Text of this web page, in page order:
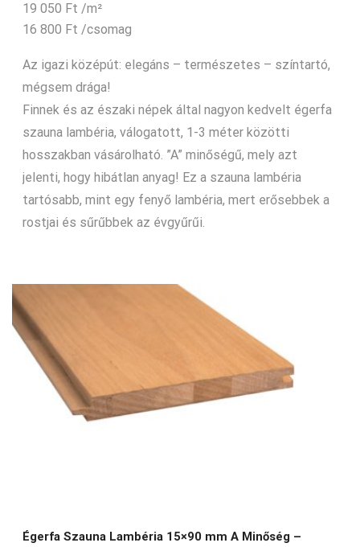
19 050 Ft /m²
16 800 Ft /csomag
Az igazi középút: elegáns – természetes – színtartó,
mégsem drága!
Finnek és az északi népek által nagyon kedvelt égerfa
szauna lambéria, válogatott, 1-3 méter közötti
hosszakban vásárolható. ”A” minőségű, mely azt
jelenti, hogy hibátlan anyag! Ez a szauna lambéria
tartósabb, mint egy fenyő lambéria, mert erősebbek a
rostjai és sűrűbbek az évgyűrűi.
Égerfa Szauna Lambéria 15×90 mm A Minőség –